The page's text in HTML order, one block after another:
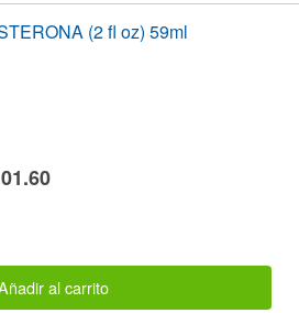
(2 fl oz) 59ml
al carrito